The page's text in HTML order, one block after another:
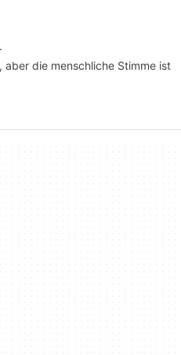
aber die menschliche Stimme ist